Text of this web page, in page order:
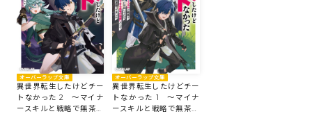
オーバーラップ文庫
異世界転生したけどチー
トなかった 2 ～マイナ
ースキルと戦略で無茶ぶ
オーバーラップ文庫
異世界転生したけどチー
トなかった 1 ～マイナ
ースキルと戦略で無茶ぶ